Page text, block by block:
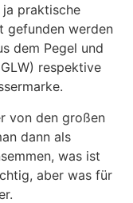
ja praktische
gefunden werden
dem Pegel und
respektive
von den großen
dann als
was ist
aber was für